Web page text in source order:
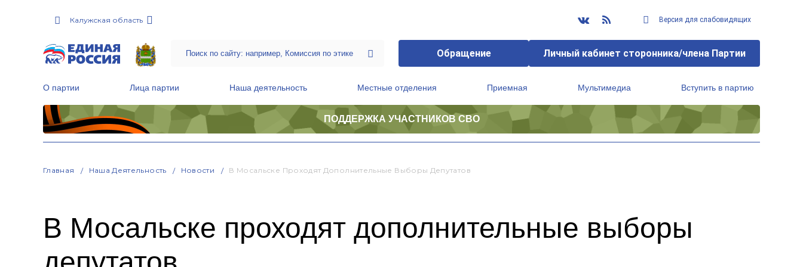
Калужская область Версия для слабовидящих
Обращение Личный кабинет сторонника/члена Партии
О партии Лица партии Наша деятельность Местные отделения Приемная Мультимедиа Вступить в партию
ПОДДЕРЖКА УЧАСТНИКОВ СВО
Главная Наша Деятельность Новости В Мосальске Проходят Дополнительные Выборы Депутатов
В Мосальске проходят дополнительные выборы